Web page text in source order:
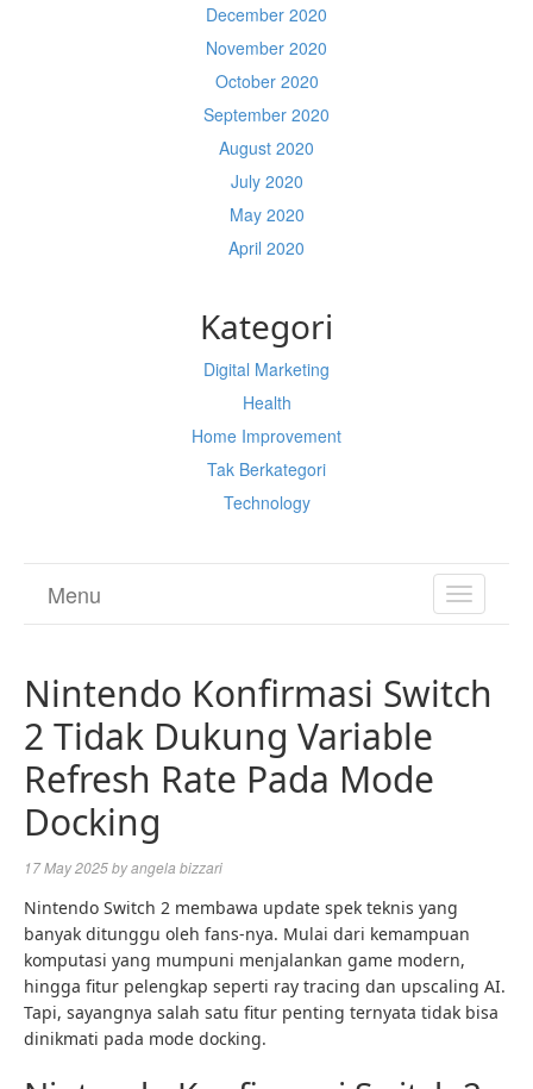
December 2020
November 2020
October 2020
September 2020
August 2020
July 2020
May 2020
April 2020
Kategori
Digital Marketing
Health
Home Improvement
Tak Berkategori
Technology
TOGGLE
Menu
Nintendo Konfirmasi Switch
2 Tidak Dukung Variable
Refresh Rate Pada Mode
Docking
17 May 2025byangela bizzari
Nintendo Switch 2 membawa update spek teknis yang
banyak ditunggu oleh fans-nya. Mulai dari kemampuan
komputasi yang mumpuni menjalankan game modern,
hingga fitur pelengkap seperti ray tracing dan upscaling AI.
Tapi, sayangnya salah satu fitur penting ternyata tidak bisa
dinikmati pada mode docking.